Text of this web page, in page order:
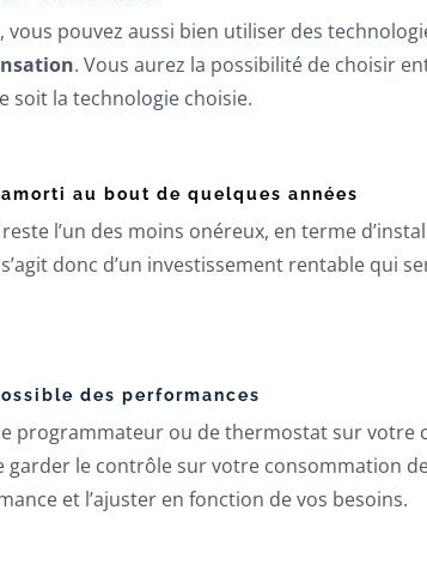
vous pouvez aussi bien utiliser des
. Vous aurez la possibilité de choisir
soit la technologie choisie.
au bout de quelques années
l’un des moins onéreux, en terme
donc d’un investissement rentable qui
des performances
programmateur ou de thermostat sur votre
garder le contrôle sur votre consommation
et l’ajuster en fonction de vos besoins.